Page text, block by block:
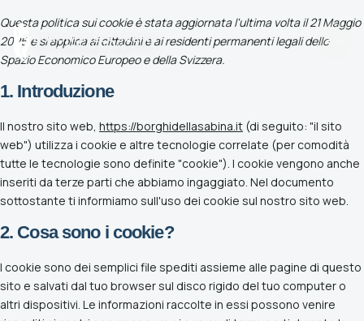
BORGHI DELLA SABINA
— SABINA AI HUB —
Home
Torna alla pagina principale
Borghi
Cerca un borgo o scegli una zona
Tradizioni, tavole e produttori
Olio
Questa politica sui cookie è stata aggiornata l'ultima volta il 21 Maggio
2026 e si applica ai cittadini e ai residenti permanenti legali dello
Spazio Economico Europeo e della Svizzera.
1. Introduzione
Il nostro sito web, https://borghidellasabina.it (di seguito: "il sito
web") utilizza i cookie e altre tecnologie correlate (per comodità
tutte le tecnologie sono definite "cookie"). I cookie vengono anche
inseriti da terze parti che abbiamo ingaggiato. Nel documento
sottostante ti informiamo sull'uso dei cookie sul nostro sito web.
2. Cosa sono i cookie?
I cookie sono dei semplici file spediti assieme alle pagine di questo
sito e salvati dal tuo browser sul disco rigido del tuo computer o
altri dispositivi. Le informazioni raccolte in essi possono venire